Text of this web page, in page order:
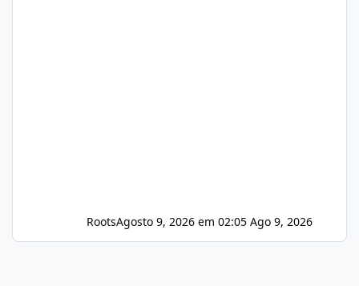
RootsAgosto 9, 2026 em 02:05 Ago 9, 2026